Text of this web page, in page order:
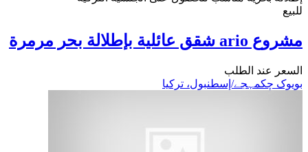
للبيع
مشروع ario شقق عائلية بإطلالة بحر مرمرة
السعر عند الطلب
بویوک چکمہجے/إسطنبول، تركيا